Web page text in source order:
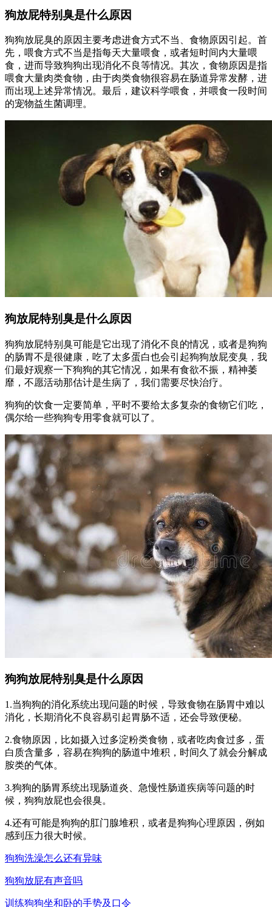
狗放屁特别臭是什么原因
狗狗放屁臭的原因主要考虑进食方式不当、食物原因引起。首
先，喂食方式不当是指每天大量喂食，或者短时间内大量喂
食，进而导致狗狗出现消化不良等情况。其次，食物原因是指
喂食大量肉类食物，由于肉类食物很容易在肠道异常发酵，进
而出现上述异常情况。最后，建议科学喂食，并喂食一段时间
的宠物益生菌调理。
狗放屁特别臭是什么原因
狗狗放屁特别臭可能是它出现了消化不良的情况，或者是狗狗
的肠胃不是很健康，吃了太多蛋白也会引起狗狗放屁变臭，我
们最好观察一下狗狗的其它情况，如果有食欲不振，精神萎
靡，不愿活动那估计是生病了，我们需要尽快治疗。
狗狗的饮食一定要简单，平时不要给太多复杂的食物它们吃，
偶尔给一些狗狗专用零食就可以了。
狗狗放屁特别臭是什么原因
1.当狗狗的消化系统出现问题的时候，导致食物在肠胃中难以
消化，长期消化不良容易引起胃肠不适，还会导致便秘。
2.食物原因，比如摄入过多淀粉类食物，或者吃肉食过多，蛋
白质含量多，容易在狗狗的肠道中堆积，时间久了就会分解成
胺类的气体。
3.狗狗的肠胃系统出现肠道炎、急慢性肠道疾病等问题的时
候，狗狗放屁也会很臭。
4.还有可能是狗狗的肛门腺堆积，或者是狗狗心理原因，例如
感到压力很大时候。
狗狗洗澡怎么还有异味
狗狗放屁有声音吗
训练狗狗坐和卧的手势及口令